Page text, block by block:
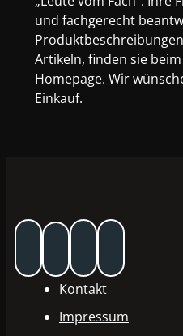
und fachgerecht
Artikeln, finden sie
Homepage. Wir
Einkauf.
Kontakt
Impressum